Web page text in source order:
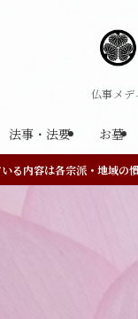
仏事メデ
法事・法要 お墓
る内容は各宗派・地域の